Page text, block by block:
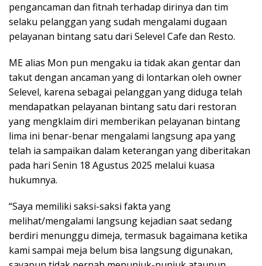
pengancaman dan fitnah terhadap dirinya dan tim
selaku pelanggan yang sudah mengalami dugaan
pelayanan bintang satu dari Selevel Cafe dan Resto.
ME alias Mon pun mengaku ia tidak akan gentar dan
takut dengan ancaman yang di lontarkan oleh owner
Selevel, karena sebagai pelanggan yang diduga telah
mendapatkan pelayanan bintang satu dari restoran
yang mengklaim diri memberikan pelayanan bintang
lima ini benar-benar mengalami langsung apa yang
telah ia sampaikan dalam keterangan yang diberitakan
pada hari Senin 18 Agustus 2025 melalui kuasa
hukumnya.
“Saya memiliki saksi-saksi fakta yang
melihat/mengalami langsung kejadian saat sedang
berdiri menunggu dimeja, termasuk bagaimana ketika
kami sampai meja belum bisa langsung digunakan,